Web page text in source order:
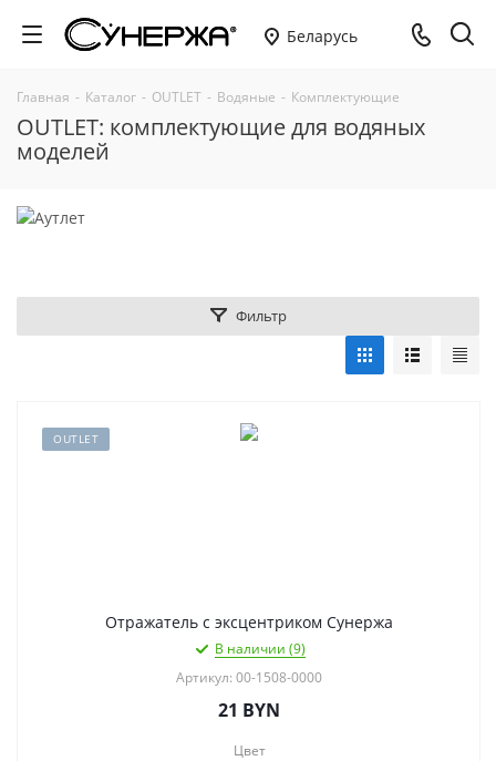
Беларусь
Главная - Каталог - OUTLET - Водяные - Комплектующие
OUTLET: комплектующие для водяных
моделей
Фильтр
OUTLET
Отражатель с эксцентриком Сунержа
В наличии (9)
Артикул: 00-1508-0000
21 BYN
Цвет